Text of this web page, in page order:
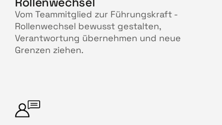
Vom Teammitglied zur Führungskraft -
Rollenwechsel bewusst gestalten,
Verantwortung übernehmen und neue
Grenzen ziehen.